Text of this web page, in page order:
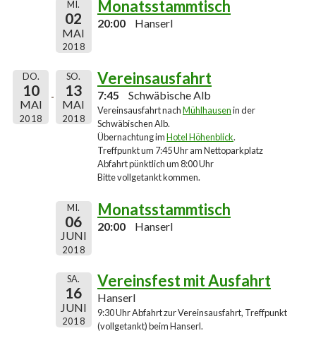
MI.
02
MAI
2018
Monatsstammtisch
20:00 Hanserl
DO.
10
MAI
2018
SO.
13
MAI
2018
Vereinsausfahrt
7:45 Schwäbische Alb
Vereinsausfahrt nachMühlhausenin der
Schwäbischen Alb.
Übernachtung imHotel Höhenblick.
Treffpunkt um 7:45 Uhr am Nettoparkplatz
Abfahrt pünktlich um 8:00 Uhr
Bitte vollgetankt kommen.
MI.
06
JUNI
2018
Monatsstammtisch
20:00 Hanserl
SA.
16
JUNI
2018
Vereinsfest mit Ausfahrt
Hanserl
9:30 Uhr Abfahrt zur Vereinsausfahrt, Treffpunkt
(vollgetankt) beim Hanserl.